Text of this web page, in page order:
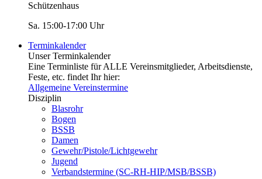
Schützenhaus
Sa. 15:00-17:00 Uhr
Terminkalender
Unser Terminkalender
Eine Terminliste für ALLE Vereinsmitglieder, Arbeitsdienste,
Feste, etc. findet Ihr hier:
Allgemeine Vereinstermine
Disziplin
Blasrohr
Bogen
BSSB
Damen
Gewehr/Pistole/Lichtgewehr
Jugend
Verbandstermine (SC-RH-HIP/MSB/BSSB)